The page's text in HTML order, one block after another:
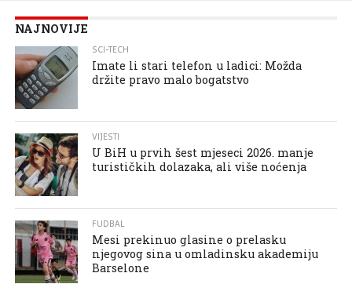
NAJNOVIJE
SCI-TECH
Imate li stari telefon u ladici: Možda
držite pravo malo bogatstvo
VIJESTI
U BiH u prvih šest mjeseci 2026. manje
turističkih dolazaka, ali više noćenja
FUDBAL
Mesi prekinuo glasine o prelasku
njegovog sina u omladinsku akademiju
Barselone